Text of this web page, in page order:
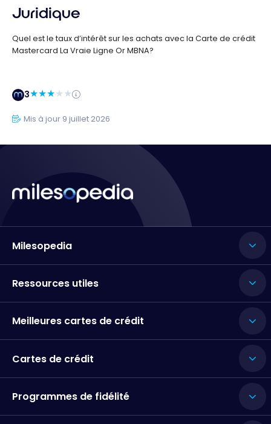
Juridique
Quel est le taux d’intérêt sur les achats avec la Carte de crédit
Mastercard La Vraie Ligne Or MBNA?
3
Mis à jour 9 juillet 2026
Milesopedia
Ressources utiles
Meilleures cartes de crédit
Cartes de crédit
Programmes de fidélité